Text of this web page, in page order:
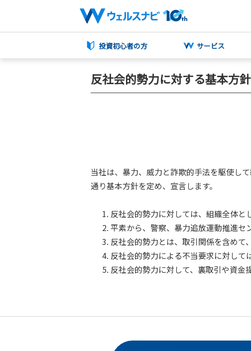
投資初心者の方 サービス
反社会的勢力に対する基本方針
当社は、暴力、威力と詐欺的手法を駆使し
通り基本方針を定め、宣言します。
反社会的勢力に対しては、組織全体と
平素から、警察、暴力追放運動推進セ
反社会的勢力とは、取引関係を含めて
反社会的勢力による不当要求に対して
反社会的勢力に対して、裏取引や資金